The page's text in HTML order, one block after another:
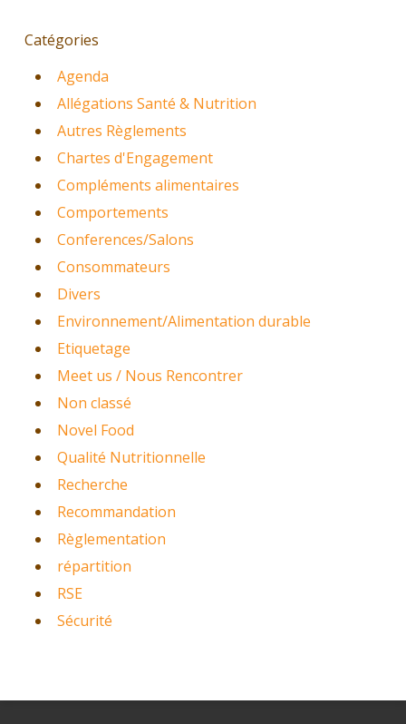
Catégories
Agenda
Allégations Santé & Nutrition
Autres Règlements
Chartes d'Engagement
Compléments alimentaires
Comportements
Conferences/Salons
Consommateurs
Divers
Environnement/Alimentation durable
Etiquetage
Meet us / Nous Rencontrer
Non classé
Novel Food
Qualité Nutritionnelle
Recherche
Recommandation
Règlementation
répartition
RSE
Sécurité